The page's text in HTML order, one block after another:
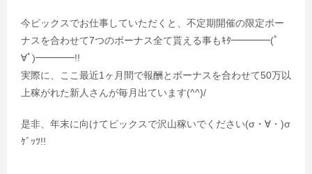
今ピックスでお仕事していただくと、不定期開催の限定ボー
ナスを合わせて7つのボーナス全て貰える事もｷﾀ━━━━(ﾟ
∀ﾟ)━━━━!!
実際に、ここ最近1ヶ月間で報酬とボーナスを合わせて50万以
上稼がれた新人さんが毎月出ています(^^)/
是非、年末に向けてピックスで沢山稼いでください(σ・∀・)σ
ｹﾞｯﾂ!!